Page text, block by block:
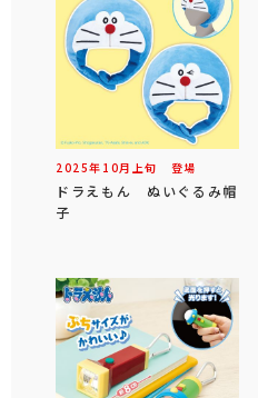
2025年 10月 上旬 登場
ドラえもん ぬいぐるみ帽
子